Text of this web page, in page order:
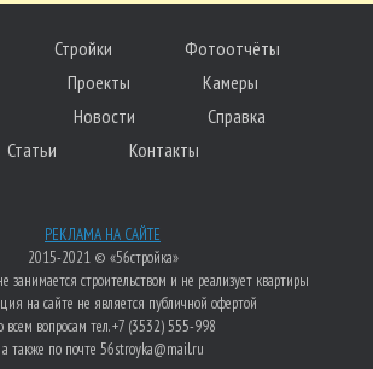
Стройки
Фотоотчёты
Проекты
Камеры
Новости
Справка
Статьи
Контакты
РЕКЛАМА НА САЙТЕ
2015-2021 © «56стройка»
занимается строительством и не реализует квартиры
на сайте не является публичной офертой
всем вопросам тел. +7 (3532) 555-998
а также по почте 56stroyka@mail.ru